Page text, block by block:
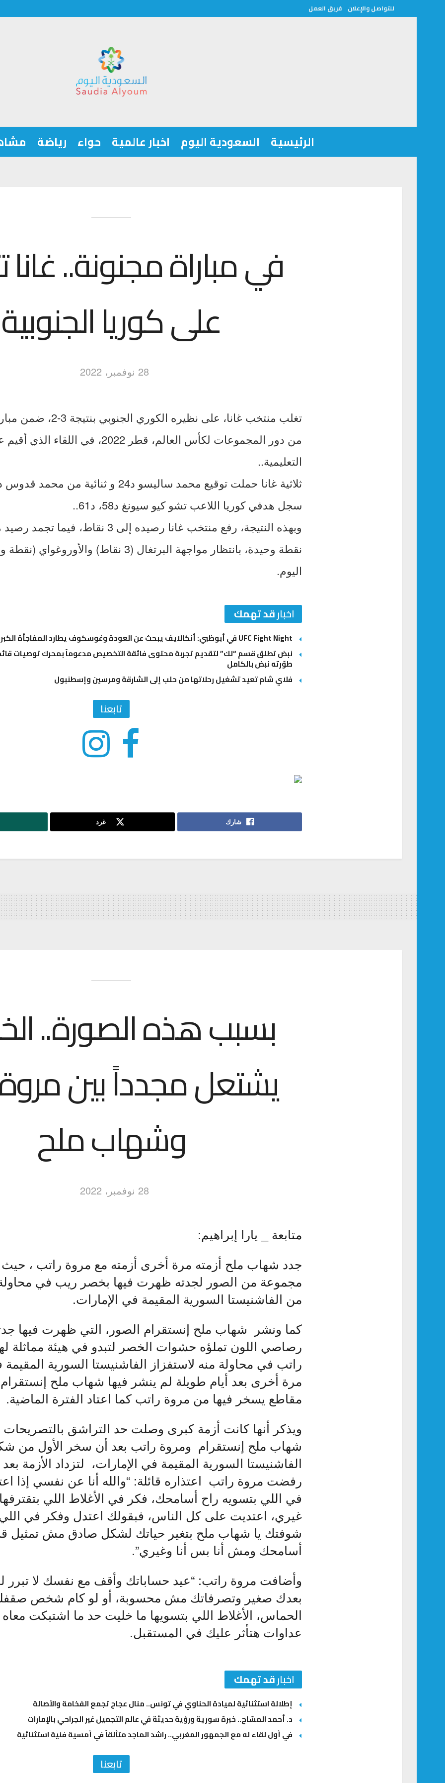
للتواصل والإعلان فريق العمل
الرئيسية السعودية اليوم اخبار عالمية حواء رياضة
في مباراة مجنونة..
على كوريا الجنوبية
28 نوفمبر، 2022
تغلب منتخب غانا، على نظيره
من دور المجموعات لكأس العالم، قطر 2022،
التعليمية..
سجل هدفي كوريا اللاعب تشو كيو سيونغ د58، د61..
وبهذه النتيجة، رفع منتخب غانا رصيده إلى 3
نقطة وحيدة، بانتظار مواجهة البرتغال (3 نقاط)
اليوم.
اخبارقد تهمك
UFC Fight Night في أبوظبي: أنكالايف يبحث عن العودة وغوسكوف يطارد المفاجأة الكبرى
نبض تطلق قسم “لك” لتقديم تجربة محتوى فائقة التخصيص مدعوماً بمحرك توصيات
طوّرته نبض بالكامل
فلاي شام تعيد تشغيل رحلاتها من حلب إلى الشارقة ومرسين وإسطنبول
تابعنا
شارك غرد
بسبب هذه الصورة..
يشتعل مجدداً بين
وشهاب ملح
28 نوفمبر، 2022
متابعة _ يارا إبراهيم:
جدد شهاب ملح أزمته مرة أخرى أزمته مع مروة راتب ،
مجموعة من الصور لجدته ظهرت فيها بخصر ريب في
من الفاشنيستا السورية المقيمة في الإمارات.
كما ونشر شهاب ملح إنستقرام الصور، التي ظهرت فيها
رصاصي اللون تملؤه حشوات الخصر لتبدو في هيئة مماثلة
راتب في محاولة منه لاستفزاز الفاشنيستا السورية المقيمة
مرة أخرى بعد أيام طويلة لم ينشر فيها شهاب ملح
مقاطع يسخر فيها من مروة راتب كما اعتاد الفترة الماضية.
ويذكر أنها كانت أزمة كبرى وصلت حد التراشق
شهاب ملح إنستقرام ومروة راتب بعد أن سخر الأول من
الفاشنيستا السورية المقيمة في الإمارات، لتزداد الأزمة
رفضت مروة راتب اعتذاره قائلة: “والله أنا عن نفسي إذا
في اللي بتسويه راح أسامحك، فكر في الأغلاط اللي
غيري، اعتديت على كل الناس، فبقولك اعتدل وفكر في
شوفتك يا شهاب ملح بتغير حياتك لشكل صادق مش تمثيل
أسامحك ومش أنا بس أنا وغيري”.
وأضافت مروة راتب: “عيد حساباتك وأقف مع نفسك لا تبرر
بعدك صغير وتصرفاتك مش محسوبة، أو لو كام شخص
الحماس، الأغلاط اللي بتسويها ما خليت حد ما اشتبكت
عداوات هتأثر عليك في المستقبل.
اخبارقد تهمك
إطلالة استثنائية لميادة الحناوي في تونس.. منال عجاج تجمع الفخامة والأصالة
د. أحمد المسّاح.. خبرة سورية ورؤية حديثة في عالم التجميل غير الجراحي بالإمارات
في أول لقاء له مع الجمهور المغربي.. راشد الماجد متألقاً في أمسية فنية استثنائية
تابعنا